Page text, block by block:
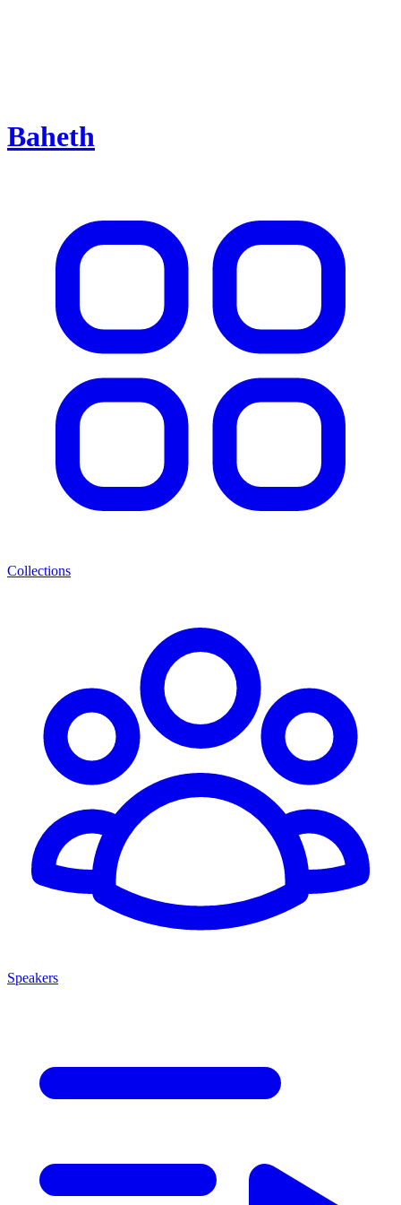
Baheth
Collections
Speakers